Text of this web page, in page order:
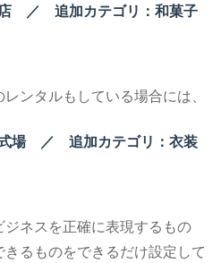
店 ／ 追加カテゴリ：和菓子
ンタルもしている場合には、
式場 ／ 追加カテゴリ：衣装
ネスを正確に表現するもの
るものをできるだけ設定して